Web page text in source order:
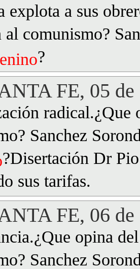
explota a sus
al comunismo?
?
FE, 05
Sanchez
?Disertación Dr
sus tarifas.
FE, 06
opina
Sanchez